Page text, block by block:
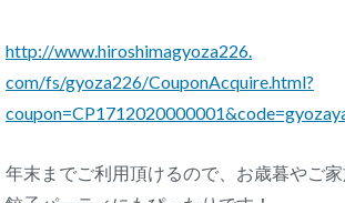
http://www.hiroshimagyoza226.
com/fs/gyoza226/CouponAcquire.html?
coupon=CP1712020000001&
年末までご利用頂けるので、
お歳暮やご